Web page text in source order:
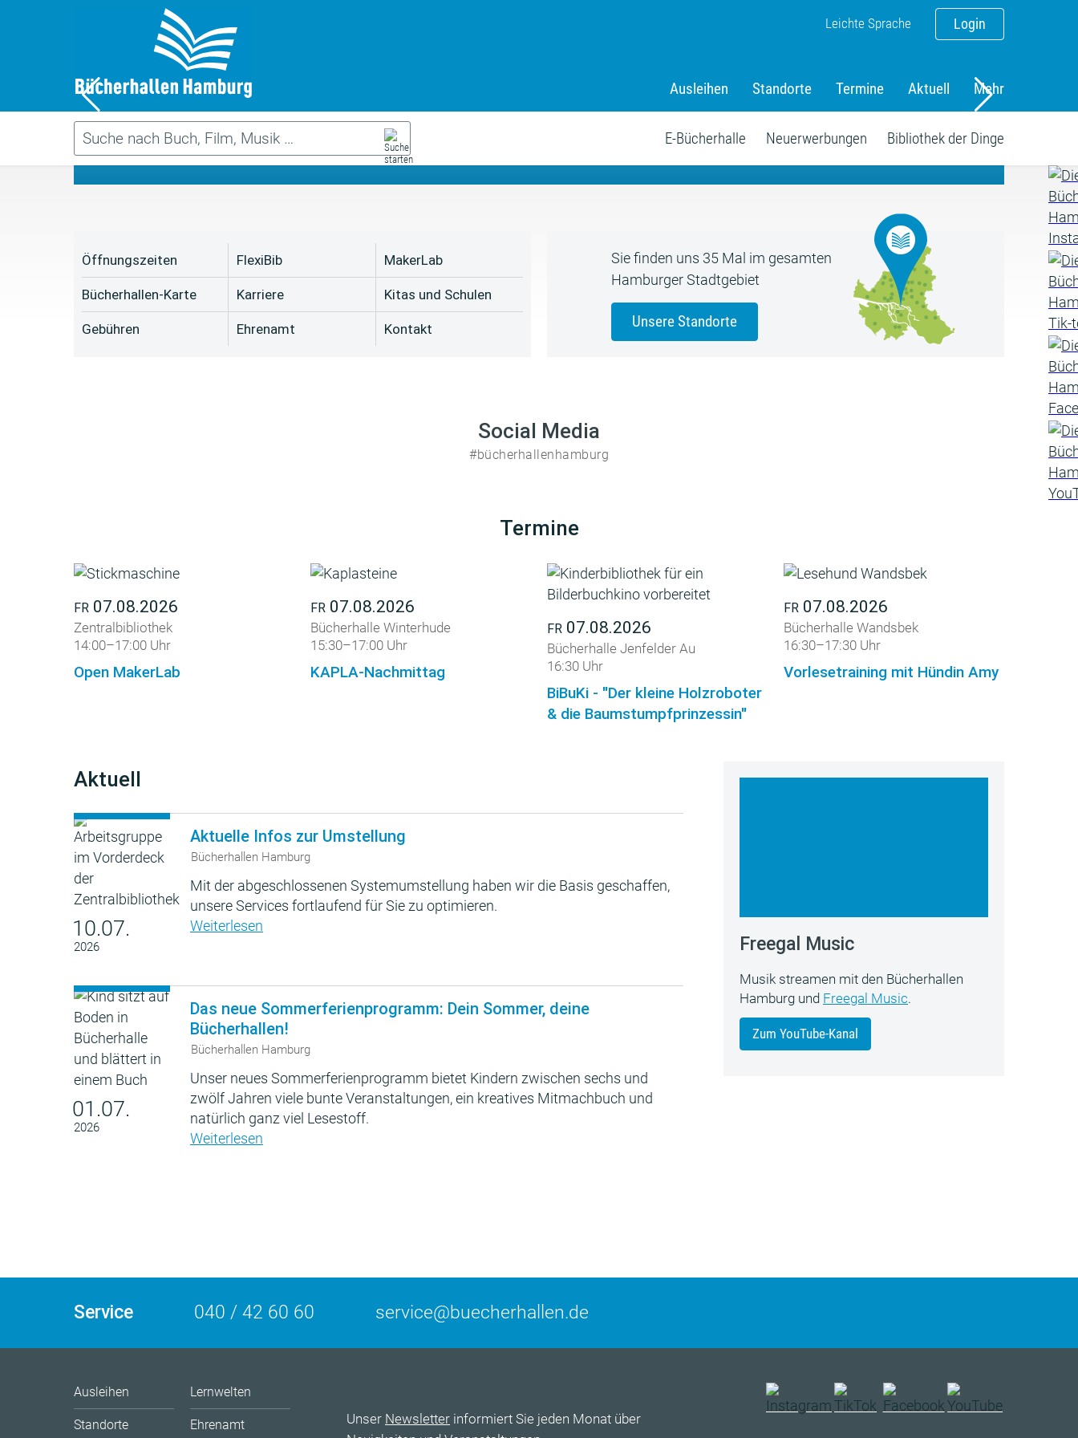
Login
Leichte Sprache
Ausleihen Standorte Termine Aktuell Mehr
E-Bücherhalle Neuerwerbungen Bibliothek der Dinge
Das neue Sommerferienprogramm
Öffnungszeiten
Bücherhallen-Karte
Gebühren
FlexiBib
Karriere
Ehrenamt
MakerLab
Kitas und Schulen
Kontakt
Sie finden uns 35 Mal im gesamten
Hamburger Stadtgebiet
Unsere Standorte
Social Media
#bücherhallenhamburg
Termine
FR 07.08.2026
Zentralbibliothek
14:00–17:00 Uhr
Open MakerLab
FR 07.08.2026
Bücherhalle Winterhude
15:30–17:00 Uhr
KAPLA-Nachmittag
FR 07.08.2026
Bücherhalle Jenfelder Au
16:30 Uhr
BiBuKi - "Der kleine Holzroboter
& die Baumstumpfprinzessin"
FR 07.08.2026
Bücherhalle Wandsbek
16:30–17:30 Uhr
Vorlesetraining mit Hündin Amy
Aktuell
10.07.
2026
Aktuelle Infos zur Umstellung
Bücherhallen Hamburg
Mit der abgeschlossenen Systemumstellung haben wir die Basis geschaffen,
unsere Services fortlaufend für Sie zu optimieren.
Weiterlesen
01.07.
2026
Das neue Sommerferienprogramm: Dein Sommer, deine
Bücherhallen!
Bücherhallen Hamburg
Unser neues Sommerferienprogramm bietet Kindern zwischen sechs und
zwölf Jahren viele bunte Veranstaltungen, ein kreatives Mitmachbuch und
natürlich ganz viel Lesestoff.
Weiterlesen
Freegal Music
Musik streamen mit den Bücherhallen
Hamburg und Freegal Music.
Zum YouTube-Kanal
Service 040 / 42 60 60 service@buecherhallen.de
Ausleihen
Standorte
Lernwelten
Ehrenamt Unser Newsletter informiert Sie jeden Monat über